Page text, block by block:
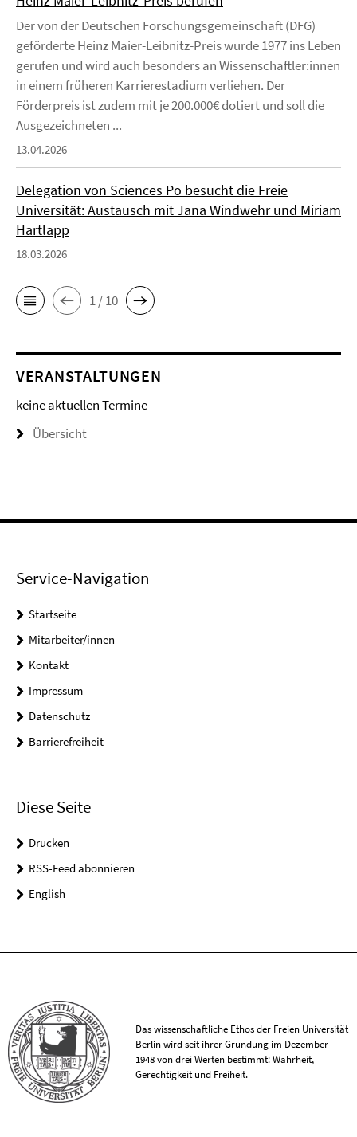
Der von der Deutschen Forschungsgemeinschaft (DFG)
geförderte Heinz Maier-Leibnitz-Preis wurde 1977 ins Leben
gerufen und wird auch besonders an Wissenschaftler:innen
in einem früheren Karrierestadium verliehen. Der
Förderpreis ist zudem mit je 200.000€ dotiert und soll die
Ausgezeichneten ...
13.04.2026
Delegation von Sciences Po besucht die Freie
Universität: Austausch mit Jana Windwehr und Miriam
Hartlapp
18.03.2026
1 / 10
VERANSTALTUNGEN
keine aktuellen Termine
Übersicht
Service-Navigation
Startseite
Mitarbeiter/innen
Kontakt
Impressum
Datenschutz
Barrierefreiheit
Diese Seite
Drucken
RSS-Feed abonnieren
English
Das wissenschaftliche Ethos der Freien Universität
Berlin wird seit ihrer Gründung im Dezember
1948 von drei Werten bestimmt: Wahrheit,
Gerechtigkeit und Freiheit.